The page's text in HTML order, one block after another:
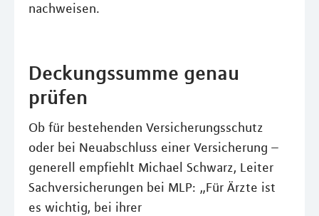
nachweisen.
Deckungssumme genau
prüfen
Ob für bestehenden Versicherungsschutz
oder bei Neuabschluss einer Versicherung –
generell empfiehlt Michael Schwarz, Leiter
Sachversicherungen bei MLP: „Für Ärzte ist
es wichtig, bei ihrer